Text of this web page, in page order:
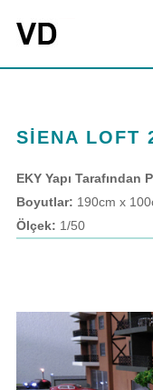
SİENA LOFT
EKY Yapı
Boyutlar: 190cm x
Ölçek: 1/50